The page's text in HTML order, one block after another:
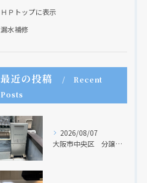
ＨＰトップに表示
漏水補修
最近の投稿
Recent
Posts
2026/08/07
大阪市中央区 分譲マンションの給湯器取替リフォーム工事 UV除菌機能搭載給湯器